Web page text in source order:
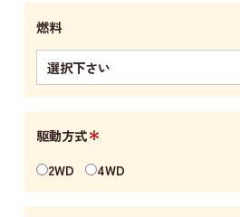
燃料
駆動方式＊
2WD 4WD